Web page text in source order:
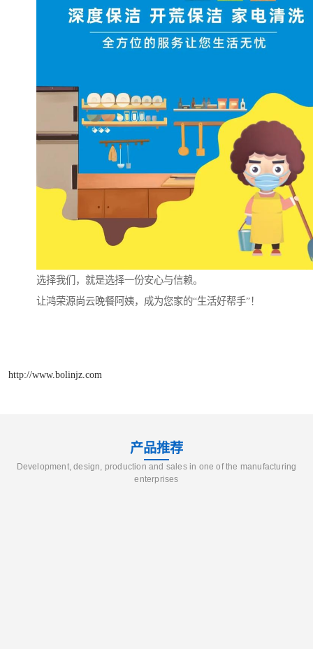
选择我们，就是选择一份安心与信赖。
让鸿荣源尚云晚餐阿姨，成为您家的“生活好帮手”！
http://www.bolinjz.com
产品推荐
Development, design, production and sales in one of the manufacturing
enterprises